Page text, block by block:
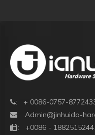
: + 0086-0757-
: Admin@jinhuida-
: +0086 -